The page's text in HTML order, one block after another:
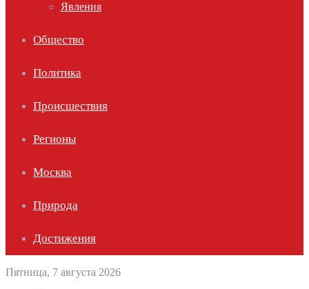
Явления
Общество
Политика
Происшествия
Регионы
Москва
Природа
Достижения
Пятница, 7 августа 2026